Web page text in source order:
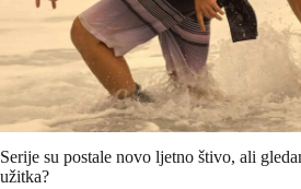
Serije su postale novo ljetno štivo, ali
užitka?